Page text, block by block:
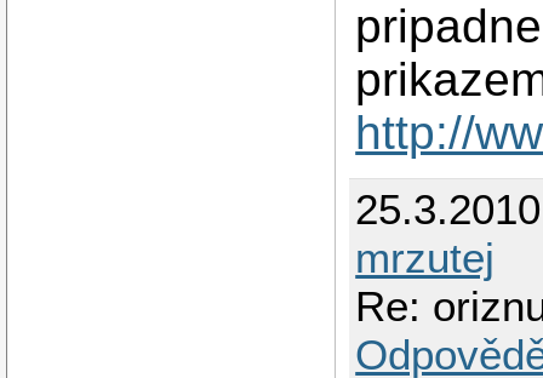
http://
mrzutej
Re: